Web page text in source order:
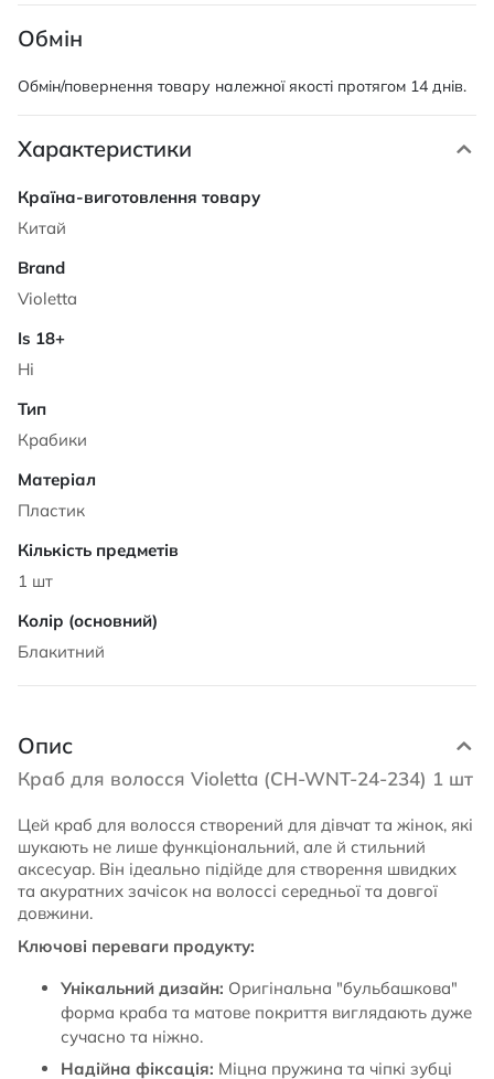
Обмін
Обмін/повернення товару належної якості протягом 14 днів.
Характеристики
Характеристики
Китай
Violetta
Ні
Крабики
Пластик
1 шт
Блакитний
Опис
Краб для волосся Violetta (CH-WNT-24-234) 1 шт
Цей краб для волосся створений для дівчат та жінок, які
шукають не лише функціональний, але й стильний
аксесуар. Він ідеально підійде для створення швидких
та акуратних зачісок на волоссі середньої та довгої
довжини.
Ключові переваги продукту:
Унікальний дизайн: Оригінальна "бульбашкова"
форма краба та матове покриття виглядають дуже
сучасно та ніжно.
Надійна фіксація: Міцна пружина та чіпкі зубці